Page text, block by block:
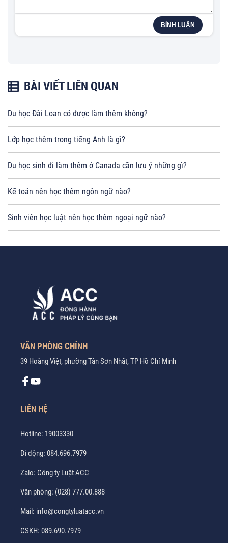
BÌNH LUẬN
BÀI VIẾT LIÊN QUAN
Du học Đài Loan có được làm thêm không?
Lớp học thêm trong tiếng Anh là gì?
Du học sinh đi làm thêm ở Canada cần lưu ý những gì?
Kế toán nên học thêm ngôn ngữ nào?
Sinh viên học luật nên học thêm ngoại ngữ nào?
VĂN PHÒNG CHÍNH
39 Hoàng Việt, phường Tân Sơn Nhất, TP Hồ Chí Minh
LIÊN HỆ
Hotline: 19003330
Di động: 084.696.7979
Zalo: Công ty Luật ACC
Văn phòng: (028) 777.00.888
Mail: info@congtyluatacc.vn
CSKH: 089.690.7979